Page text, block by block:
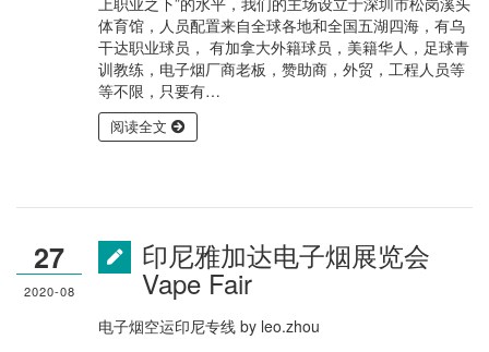
体育馆，人员配置来自全球各地和全国五湖四海，有乌
干达职业球员， 有加拿大外籍球员，美籍华人，足球青
训教练，电子烟厂商老板，赞助商，外贸，工程人员等
等不限，只要有…
阅读全文
印尼雅加达电子烟展览会
Vape Fair
电子烟空运印尼专线 by leo.zhou
27
2020-08